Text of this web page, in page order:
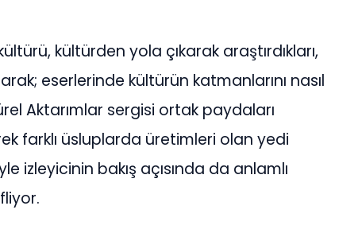
kültürden yola çıkarak araştırdıkları,
eserlerinde kültürün katmanlarını nasıl
Aktarımlar sergisi ortak paydaları
farklı üsluplarda üretimleri olan yedi
izleyicinin bakış açısında da anlamlı